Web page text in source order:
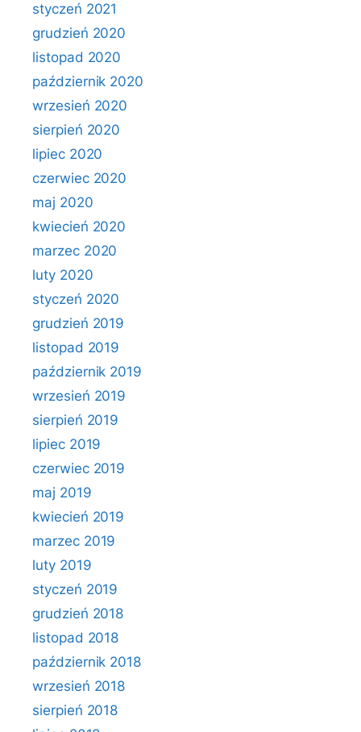
styczeń 2021
grudzień 2020
listopad 2020
październik 2020
wrzesień 2020
sierpień 2020
lipiec 2020
czerwiec 2020
maj 2020
kwiecień 2020
marzec 2020
luty 2020
styczeń 2020
grudzień 2019
listopad 2019
październik 2019
wrzesień 2019
sierpień 2019
lipiec 2019
czerwiec 2019
maj 2019
kwiecień 2019
marzec 2019
luty 2019
styczeń 2019
grudzień 2018
listopad 2018
październik 2018
wrzesień 2018
sierpień 2018